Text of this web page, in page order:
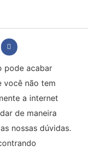
pode acabar
você não tem
a internet
de maneira
nossas dúvidas.